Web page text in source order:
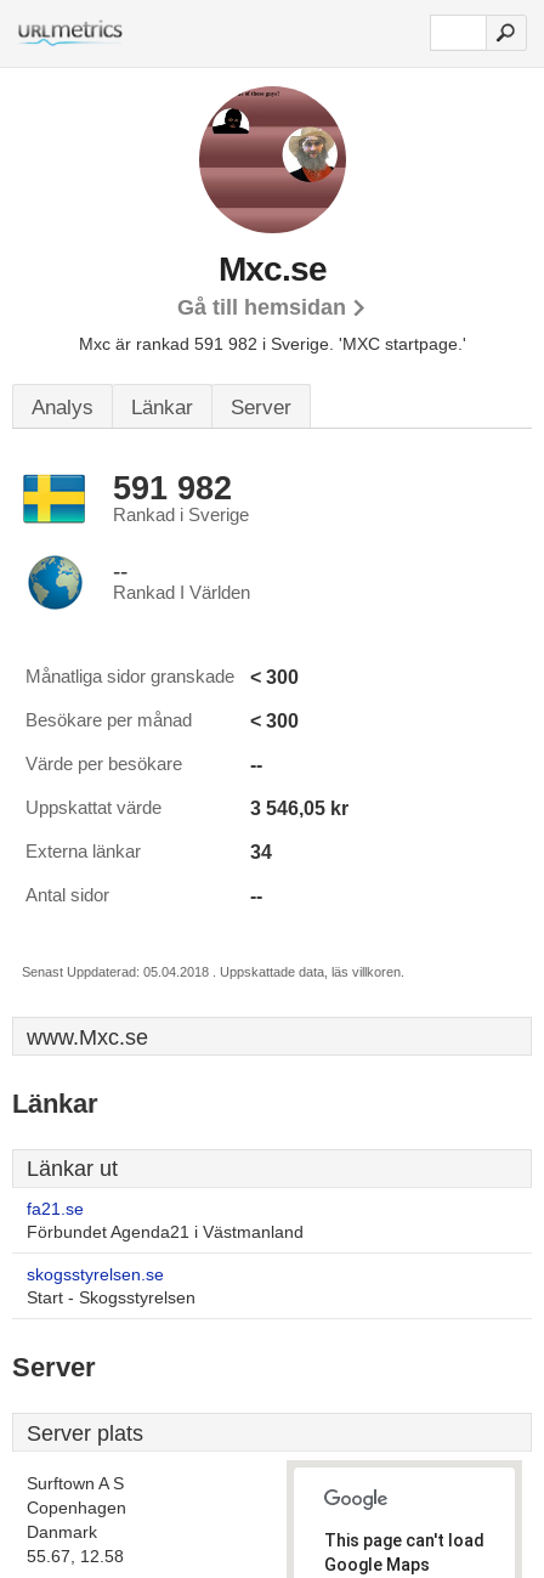
Mxc.se
Gå till hemsidan
Mxc är rankad 591 982 i Sverige. 'MXC startpage.'
Analys Länkar Server
591 982
Rankad i Sverige
--
Rankad I Världen
Månatliga sidor granskade < 300
Besökare per månad < 300
Värde per besökare --
Uppskattat värde 3 546,05 kr
Externa länkar 34
Antal sidor --
Senast Uppdaterad: 05.04.2018 . Uppskattade data, läs villkoren.
www.Mxc.se
Länkar
Länkar ut
fa21.se
Förbundet Agenda21 i Västmanland
skogsstyrelsen.se
Start - Skogsstyrelsen
Server
Server plats
Surftown A S
Copenhagen
Danmark
55.67, 12.58
This page can't load
Google Maps